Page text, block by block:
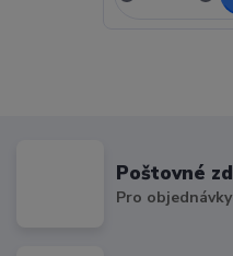
Poštovné
Pro